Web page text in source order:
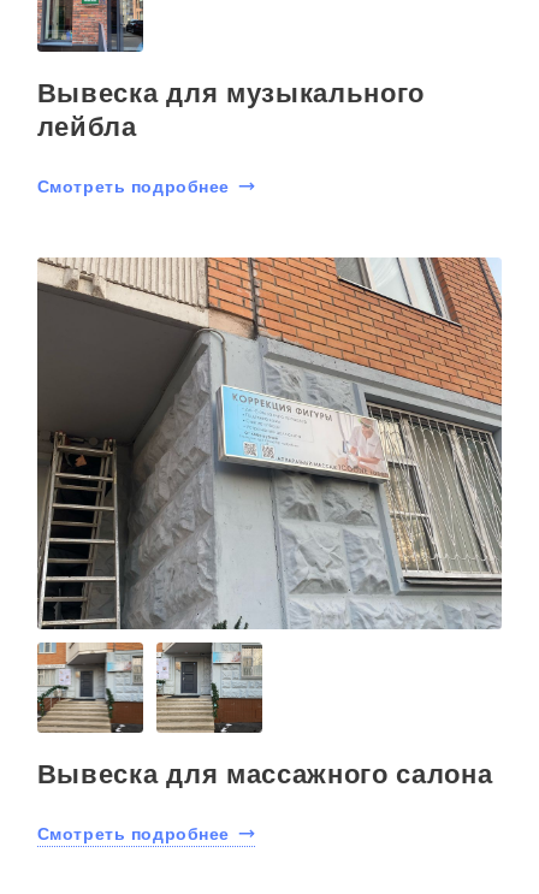
Вывеска для музыкального
лейбла
Смотреть подробнее
Вывеска для массажного салона
Смотреть подробнее